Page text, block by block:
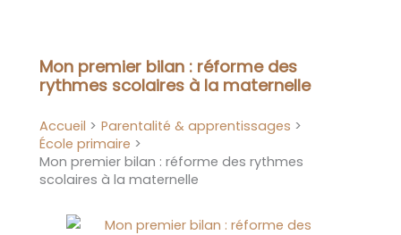
Mon premier bilan : réforme des
rythmes scolaires à la maternelle
Accueil
Parentalité & apprentissages
École primaire
Mon premier bilan : réforme des rythmes
scolaires à la maternelle